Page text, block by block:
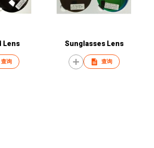
Lens
查询
Sunglasses Lens
查询